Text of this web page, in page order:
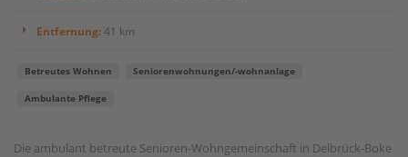
Entfernung:41 km
Betreutes Wohnen Seniorenwohnungen/-wohnanlage
Ambulante Pflege
Die ambulant betreute Senioren-Wohngemeinschaft in Delbrück-Boke